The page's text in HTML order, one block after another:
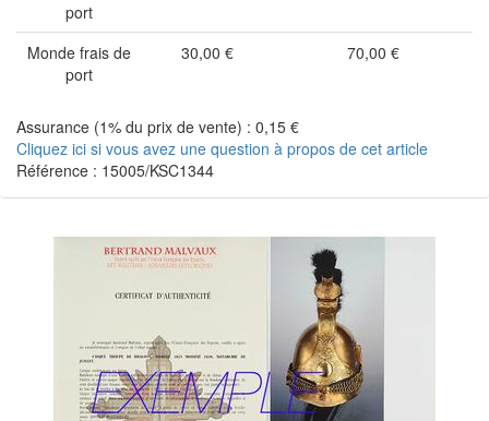
port
Monde frais de
port
30,00 € 70,00 €
Assurance (1% du prix de vente) : 0,15 €
Cliquez ici si vous avez une question à propos de cet article
Référence : 15005/KSC1344